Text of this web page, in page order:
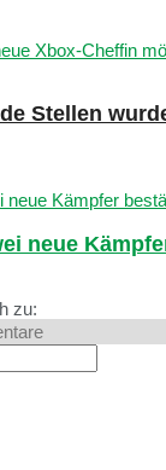
Stellen
neue
zu: